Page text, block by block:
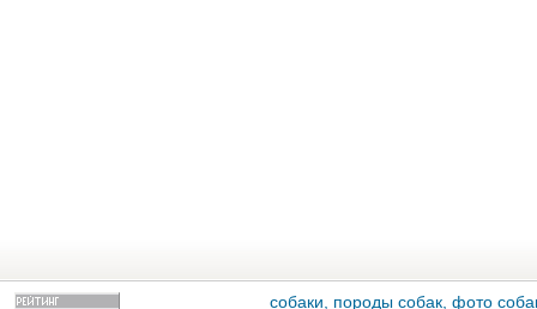
собаки, породы собак, фото